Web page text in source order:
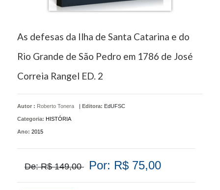
As defesas da Ilha de Santa Catarina e do
Rio Grande de São Pedro em 1786 de José
Correia Rangel ED. 2
Autor : Roberto Tonera | Editora: EdUFSC
Categoria: HISTÓRIA
Ano: 2015
De: R$ 149,00 Por: R$ 75,00